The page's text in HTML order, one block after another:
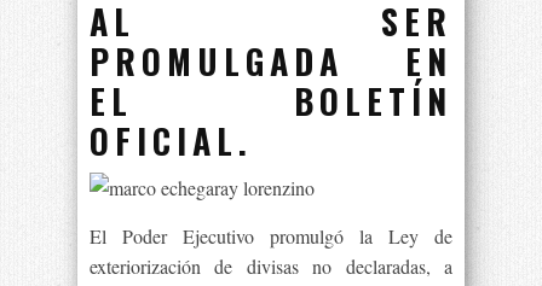
AL SER
PROMULGADA EN
EL BOLETÍN
OFICIAL.
El Poder Ejecutivo promulgó la Ley de
exteriorización de divisas no declaradas, a